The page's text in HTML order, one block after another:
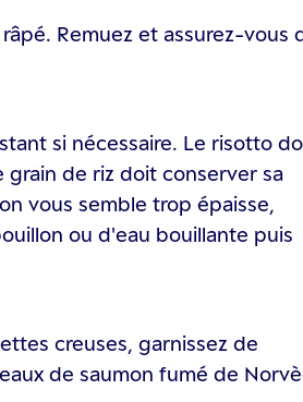
Remuez et assurez-vous
si nécessaire. Le risotto
grain de riz doit conserver sa
vous semble trop épaisse,
ou d'eau bouillante puis
creuses, garnissez de
de saumon fumé de